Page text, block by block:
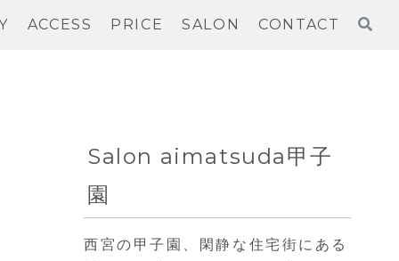
ACCESS PRICE SALON CONTACT
Salon aimatsuda甲子
園
西宮の甲子園、閑静な住宅街にある